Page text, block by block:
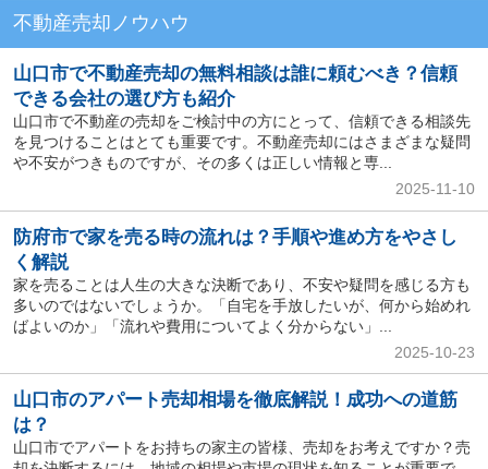
不動産売却ノウハウ
山口市で不動産売却の無料相談は誰に頼むべき？信頼
できる会社の選び方も紹介
山口市で不動産の売却をご検討中の方にとって、信頼できる相談先
を見つけることはとても重要です。不動産売却にはさまざまな疑問
や不安がつきものですが、その多くは正しい情報と専...
2025-11-10
防府市で家を売る時の流れは？手順や進め方をやさし
く解説
家を売ることは人生の大きな決断であり、不安や疑問を感じる方も
多いのではないでしょうか。「自宅を手放したいが、何から始めれ
ばよいのか」「流れや費用についてよく分からない」...
2025-10-23
山口市のアパート売却相場を徹底解説！成功への道筋
は？
山口市でアパートをお持ちの家主の皆様、売却をお考えですか？売